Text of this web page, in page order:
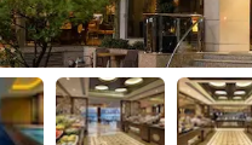
ما